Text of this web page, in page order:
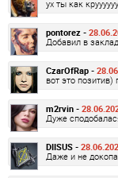
ух ты как
pontorez -
Добавил в
CzarOfRap -
вот это позитив)
m2rvin -
Дуже
DIISUS -
Даже и не